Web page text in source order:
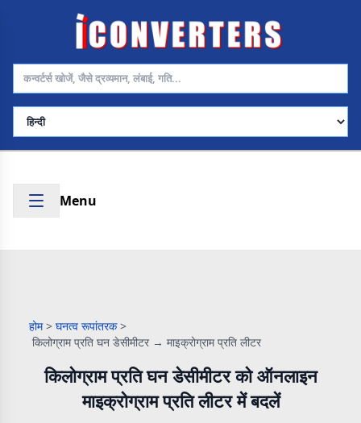
भाषा चुनें
Menu
होम > घनत्व रूपांतरक >
किलोग्राम प्रति घन डेसीमीटर → माइक्रोग्राम प्रति लीटर
किलोग्राम प्रति घन डेसीमीटर को ऑनलाइन
माइक्रोग्राम प्रति लीटर में बदलें